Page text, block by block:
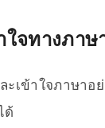
ใจทางภาษ
เข้าใจภาษาอ
ด้